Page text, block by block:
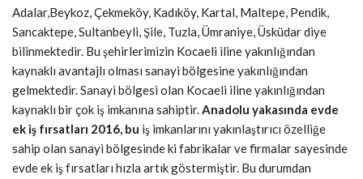
Adalar,Beykoz, Çekmeköy, Kadıköy, Kartal, Maltepe, Pendik,
Sancaktepe, Sultanbeyli, Şile, Tuzla, Ümraniye, Üsküdar diye
bilinmektedir. Bu şehirlerimizin Kocaeli iline yakınlığından
kaynaklı avantajlı olması sanayi bölgesine yakınlığından
gelmektedir. Sanayi bölgesi olan Kocaeli iline yakınlığından
kaynaklı bir çok iş imkanına sahiptir.Anadolu yakasında evde
ek iş fırsatları 2016, bu iş imkanlarını yakınlaştırıcı özelliğe
sahip olan sanayi bölgesinde ki fabrikalar ve firmalar sayesinde
evde ek iş fırsatları hızla artık göstermiştir. Bu durumdan